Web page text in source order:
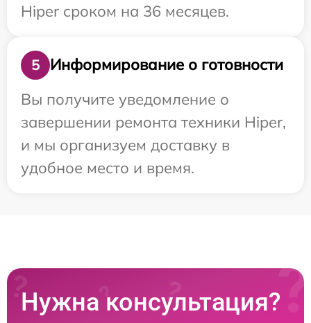
Hiper сроком на 36 месяцев.
5
Информирование о готовности
Вы получите уведомление о
завершении ремонта техники Hiper,
и мы организуем доставку в
удобное место и время.
Нужна консультация?